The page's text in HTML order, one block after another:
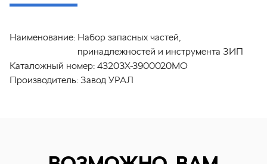
Наименование: Набор запасных частей,
принадлежностей и инструмента ЗИП
Каталожный номер: 43203Х-3900020МО
Производитель: Завод УРАЛ